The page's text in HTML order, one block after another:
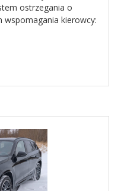
ostrzegania o
wspomagania kierowcy: